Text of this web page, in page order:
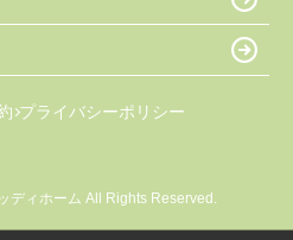
プライバシーポリシー
ディホーム All Rights Reserved.